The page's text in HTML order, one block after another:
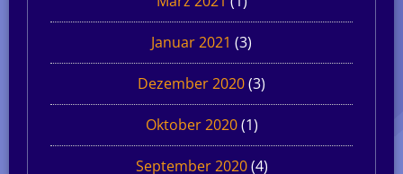
Januar 2021 (3)
Dezember 2020(3)
Oktober 2020(1)
September 2020(4)